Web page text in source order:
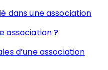
dans une association
association ?
d’une association